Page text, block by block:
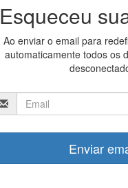
Esqueceu
Ao enviar o email para
automaticamente todos os
Enviar